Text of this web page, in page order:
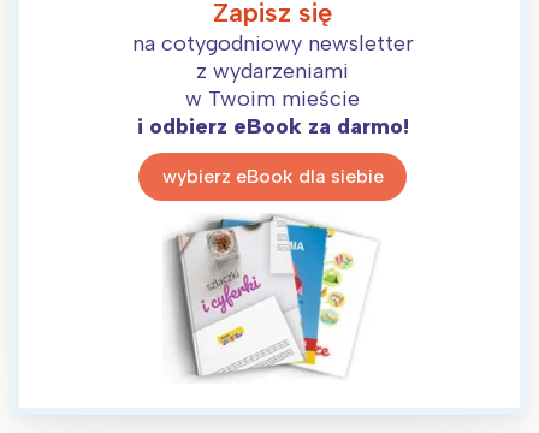
Zapisz się
na cotygodniowy newsletter
z wydarzeniami
w Twoim mieście
i odbierz eBook za darmo!
wybierz eBook dla siebie